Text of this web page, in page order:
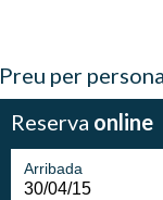
Preu per
Reserva online
Arribada